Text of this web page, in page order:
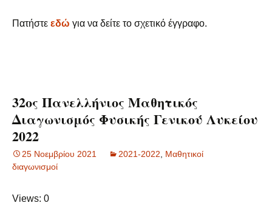
Πατήστε εδώ για να δείτε το σχετικό έγγραφο.
32ος Πανελλήνιος Μαθητικός
Διαγωνισμός Φυσικής Γενικού Λυκείου
2022
25 Νοεμβρίου 2021 2021-2022
Μαθητικοί
διαγωνισμοί
Views: 0